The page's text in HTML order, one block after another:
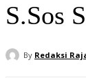
S.Sos
By Redaksi